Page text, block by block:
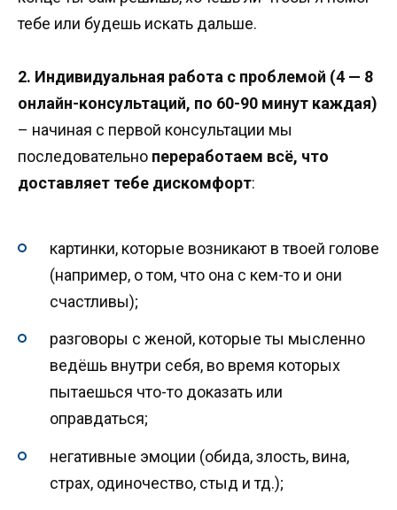
тебе или будешь искать дальше.
2. Индивидуальная работа с проблемой (4 — 8
онлайн-консультаций, по 60-90 минут каждая)
– начиная с первой консультации мы
последовательно переработаем всё, что
доставляет тебе дискомфорт:
картинки, которые возникают в твоей голове
(например, о том, что она с кем-то и они
счастливы);
разговоры с женой, которые ты мысленно
ведёшь внутри себя, во время которых
пытаешься что-то доказать или
оправдаться;
негативные эмоции (обида, злость, вина,
страх, одиночество, стыд и тд.);